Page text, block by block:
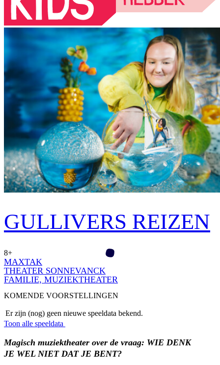
GULLIVERS REIZEN
8+
MAXTAK
THEATER SONNEVANCK
FAMILIE­, MUZIEKTHEATER
KOMENDE VOORSTELLINGEN
Er zijn (nog) geen nieuwe speeldata bekend.
Toon alle speeldata
Magisch muziektheater over de vraag: WIE DENK
JE WEL NIET DAT JE BENT?